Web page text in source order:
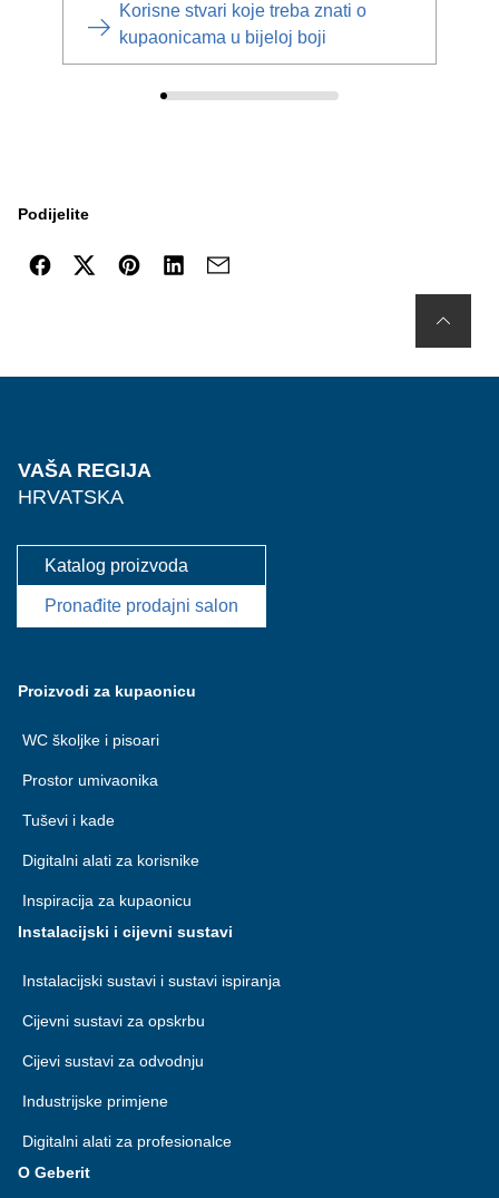
Korisne stvari koje treba znati o
kupaonicama u bijeloj boji
Podijelite
VAŠA REGIJA
HRVATSKA
Katalog proizvoda
Pronađite prodajni salon
Proizvodi za kupaonicu
WC školjke i pisoari
Prostor umivaonika
Tuševi i kade
Digitalni alati za korisnike
Inspiracija za kupaonicu
Instalacijski i cijevni sustavi
Instalacijski sustavi i sustavi ispiranja
Cijevni sustavi za opskrbu
Cijevi sustavi za odvodnju
Industrijske primjene
Digitalni alati za profesionalce
O Geberit